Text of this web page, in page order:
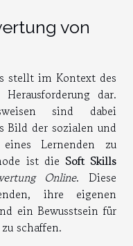
von
stellt im Kontext des
dar.
sind dabei
Bild der sozialen und
Lernenden zu
ist die Soft Skills
Online. Diese
ihre eigenen
ein Bewusstsein für
schaffen.